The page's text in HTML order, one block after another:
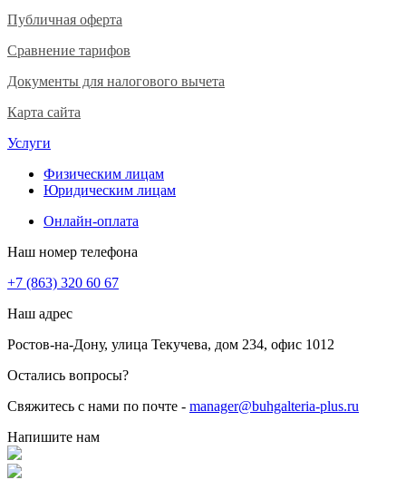
Публичная оферта
Сравнение тарифов
Документы для налогового вычета
Карта сайта
Услуги
Физическим лицам
Юридическим лицам
Онлайн-оплата
Наш номер телефона
+7 (863) 320 60 67
Наш адрес
Ростов-на-Дону, улица Текучева, дом 234, офис 1012
Остались вопросы?
Свяжитесь с нами по почте - manager@buhgalteria-plus.ru
Напишите нам